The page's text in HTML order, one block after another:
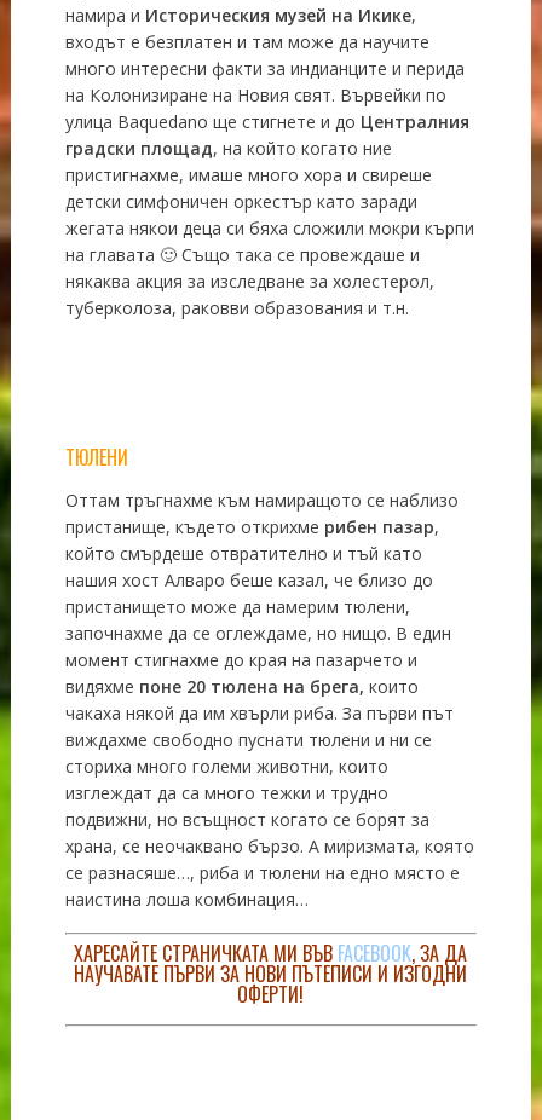
намира и Историческия музей на Икике,
входът е безплатен и там може да научите
много интересни факти за индианците и перида
на Колонизиране на Новия свят. Вървейки по
улица Baquedano ще стигнете и до Централния
градски площад, на който когато ние
пристигнахме, имаше много хора и свиреше
детски симфоничен оркестър като заради
жегата някои деца си бяха сложили мокри кърпи
на главата 🙂 Също така се провеждаше и
някаква акция за изследване за холестерол,
туберколоза, раковви образования и т.н.
ТЮЛЕНИ
Оттам тръгнахме към намиращото се наблизо
пристанище, където открихме рибен пазар,
който смърдеше отвратително и тъй като
нашия хост Алваро беше казал, че близо до
пристанището може да намерим тюлени,
започнахме да се оглеждаме, но нищо. В един
момент стигнахме до края на пазарчето и
видяхме поне 20 тюлена на брега, които
чакаха някой да им хвърли риба. За първи път
виждахме свободно пуснати тюлени и ни се
сториха много големи животни, които
изглеждат да са много тежки и трудно
подвижни, но всъщност когато се борят за
храна, се неочаквано бързо. А миризмата, която
се разнасяше…, риба и тюлени на едно място е
наистина лоша комбинация…
ХАРЕСАЙТЕ СТРАНИЧКАТА МИ ВЪВ FACEBOOK, ЗА ДА
НАУЧАВАТЕ ПЪРВИ ЗА НОВИ ПЪТЕПИСИ И ИЗГОДНИ
ОФЕРТИ!